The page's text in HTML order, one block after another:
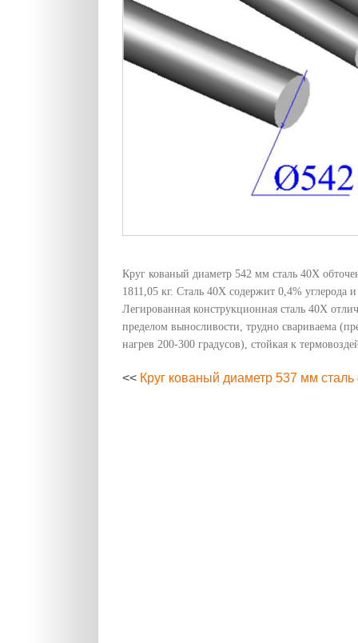
Круг кованый диаметр 542 мм сталь 40Х
1811,05 кг. Сталь 40Х содержит 0,4% углерода
Легированная конструкционная сталь 40Х
пределом выносливости, трудно свариваема
нагрев 200-300 градусов), стойкая к
<< Круг кованый диаметр 537 мм